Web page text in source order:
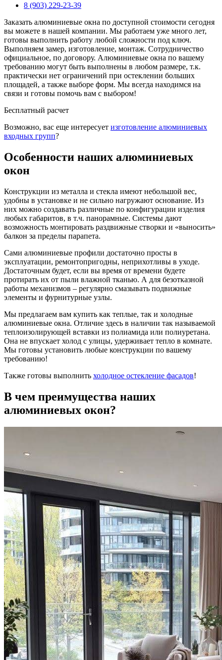
8 (903) 229-23-39
Заказать алюминиевые окна по доступной стоимости сегодня
вы можете в нашей компании. Мы работаем уже много лет,
готовы выполнить работу любой сложности под ключ.
Выполняем замер, изготовление, монтаж. Сотрудничество
официальное, по договору. Алюминиевые окна по вашему
требованию могут быть выполнены в любом размере, т.к.
практически нет ограничений при остеклении больших
площадей, а также выборе форм. Мы всегда находимся на
связи и готовы помочь вам с выбором!
Бесплатный расчет
Возможно, вас еще интересует изготовление алюминиевых
входных групп?
Особенности наших алюминиевых
окон
Конструкции из металла и стекла имеют небольшой вес,
удобны в установке и не сильно нагружают основание. Из
них можно создавать различные по конфигурации изделия
любых габаритов, в т.ч. панорамные. Системы дают
возможность монтировать раздвижные створки и «выносить»
балкон за пределы парапета.
Сами алюминиевые профили достаточно просты в
эксплуатации, ремонтопригодны, неприхотливы в уходе.
Достаточным будет, если вы время от времени будете
протирать их от пыли влажной тканью. А для безотказной
работы механизмов – регулярно смазывать подвижные
элементы и фурнитурные узлы.
Мы предлагаем вам купить как теплые, так и холодные
алюминиевые окна. Отличие здесь в наличии так называемой
теплоизолирующей вставки из полиамида или полиуретана.
Она не впускает холод с улицы, удерживает тепло в комнате.
Мы готовы установить любые конструкции по вашему
требованию!
Также готовы выполнить холодное остекление фасадов!
В чем преимущества наших
алюминиевых окон?